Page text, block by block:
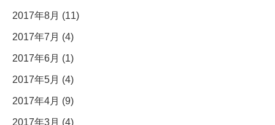
2017年8月 (11)
2017年7月 (4)
2017年6月 (1)
2017年5月 (4)
2017年4月 (9)
2017年3月 (4)